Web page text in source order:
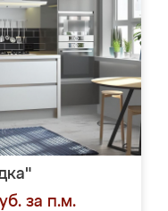
за п.м.